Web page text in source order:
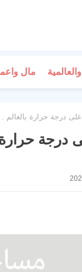
مال
درجة حرارة بالعالم .
درجة حرارة